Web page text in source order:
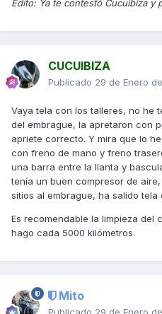
Edito: Ya te contestó Cucuibiza y
CUCUIBIZA
Publicado 29 de Enero
Vaya tela con los talleres, no he
del embrague, la apretaron con
apriete correcto. Y mira que lo
con freno de mano y freno
una barra entre la llanta y
tenía un buen compresor de
sitios al embrague, ha salido tela
Es recomendable la limpieza del
hago cada 5000 kilómetros.
Mito